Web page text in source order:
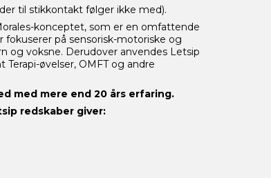
til stikkontakt følger ikke med).
konceptet, som er en omfattende
på sensorisk-motoriske og
og voksne. Derudover anvendes Letsip
øvelser, OMFT og andre
med mere end 20 års erfaring.
redskaber giver: